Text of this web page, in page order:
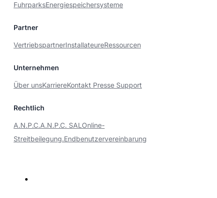
FuhrparksEnergiespeichersysteme
Partner
VertriebspartnerInstallateureRessourcen
Unternehmen
Über unsKarriereKontakt Presse Support
Rechtlich
A.N.P.C.A.N.P.C. SALOnline-
Streitbeilegung.Endbenutzervereinbarung